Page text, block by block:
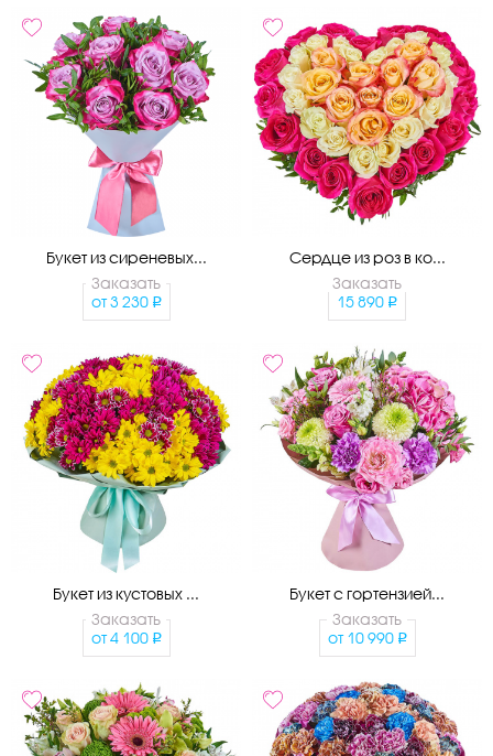
Букет из сиреневых...
Заказать
от 3 230
Сердце из роз в ко...
Заказать
15 890
Букет из кустовых ...
Заказать
от 4 100
Букет с гортензией...
Заказать
от 10 990